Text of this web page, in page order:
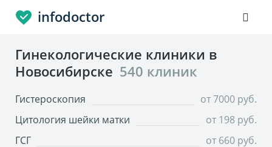
infodoctor
Гинекологические клиники в
Новосибирске 540 клиник
Гистероскопия
от 7000 руб.
Цитология шейки матки
от 198 руб.
ГСГ
от 660 руб.